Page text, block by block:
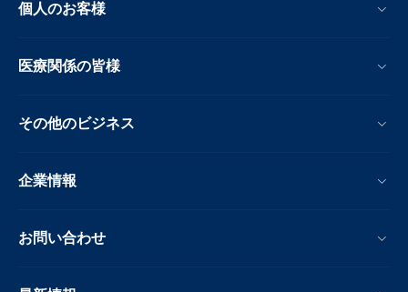
個人のお客様
医療関係の皆様
その他のビジネス
企業情報
お問い合わせ